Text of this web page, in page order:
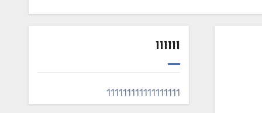
111111
111111111111111111